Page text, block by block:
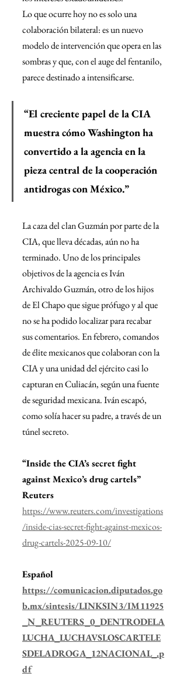
Lo que ocurre hoy no es solo una
colaboración bilateral: es un nuevo
modelo de intervención que opera en las
sombras y que, con el auge del fentanilo,
parece destinado a intensificarse.
“El creciente papel de la CIA
muestra cómo Washington ha
convertido a la agencia en la
pieza central de la cooperación
antidrogas con México.”
La caza del clan Guzmán por parte de la
CIA, que lleva décadas, aún no ha
terminado. Uno de los principales
objetivos de la agencia es Iván
Archivaldo Guzmán, otro de los hijos
de El Chapo que sigue prófugo y al que
no se ha podido localizar para recabar
sus comentarios. En febrero, comandos
de élite mexicanos que colaboran con la
CIA y una unidad del ejército casi lo
capturan en Culiacán, según una fuente
de seguridad mexicana. Iván escapó,
como solía hacer su padre, a través de un
túnel secreto.
“Inside the CIA’s secret fight
against Mexico’s drug cartels”
Reuters
https://www.reuters.com/investigations
/inside-cias-secret-fight-against-mexicos-
drug-cartels-2025-09-10/
Español
https://comunicacion.diputados.go
b.mx/sintesis/LINKSIN3/IM11925
_N_REUTERS_0_DENTRODELA
LUCHA_LUCHAVSLOSCARTELE
SDELADROGA_12NACIONAL_.p
df